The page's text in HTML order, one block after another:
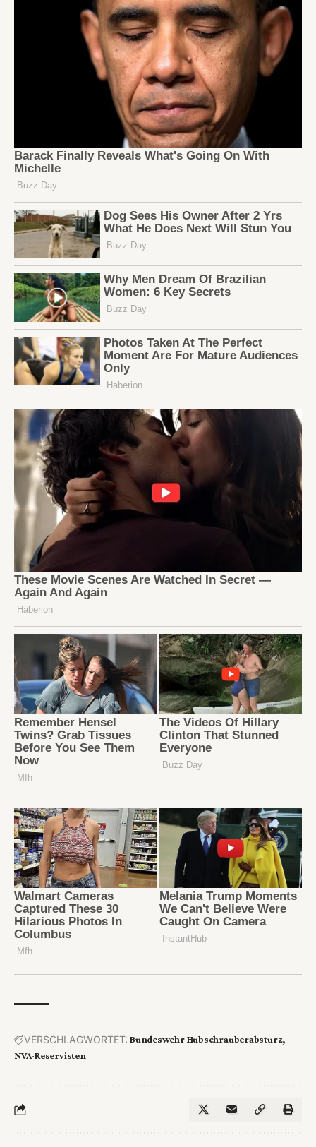
VERSCHLAGWORTET: Bundeswehr Hubschrauberabsturz
NVA-Reservisten